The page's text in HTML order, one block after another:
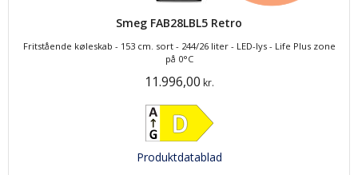
Smeg FAB28LBL5 Retro
Fritstående køleskab - 153 cm. sort - 244/26 liter - LED-lys - Life Plus zone
på 0°C
11.996,00 kr.
Produktdatablad